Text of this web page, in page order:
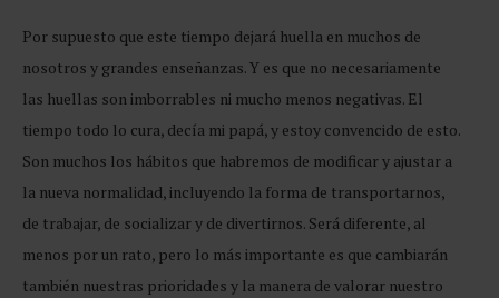
Por supuesto que este tiempo dejará huella en muchos de
nosotros y grandes enseñanzas. Y es que no necesariamente
las huellas son imborrables ni mucho menos negativas. El
tiempo todo lo cura, decía mi papá, y estoy convencido de esto.
Son muchos los hábitos que habremos de modificar y ajustar a
la nueva normalidad, incluyendo la forma de transportarnos,
de trabajar, de socializar y de divertirnos. Será diferente, al
menos por un rato, pero lo más importante es que cambiarán
también nuestras prioridades y la manera de valorar nuestro